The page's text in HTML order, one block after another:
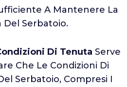
A Mantenere La
Del Serbatoio.
Di Tenuta Serve
Che Le Condizioni Di
Serbatoio, Compresi I